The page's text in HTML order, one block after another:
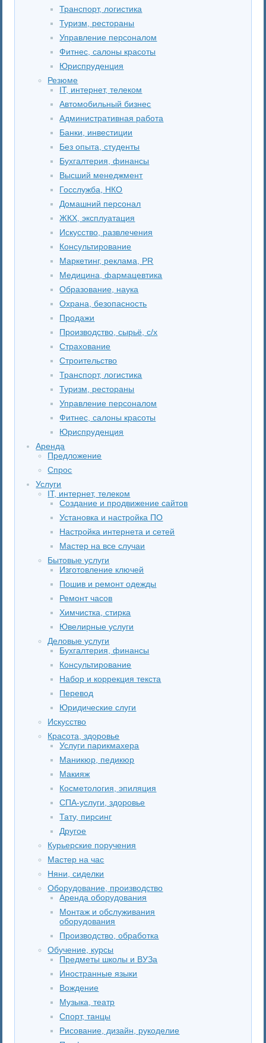
Транспорт, логистика
Туризм, рестораны
Управление персоналом
Фитнес, салоны красоты
Юриспруденция
Резюме
IT, интернет, телеком
Автомобильный бизнес
Административная работа
Банки, инвестиции
Без опыта, студенты
Бухгалтерия, финансы
Высший менеджмент
Госслужба, НКО
Домашний персонал
ЖКХ, эксплуатация
Искусство, развлечения
Консультирование
Маркетинг, реклама, PR
Медицина, фармацевтика
Образование, наука
Охрана, безопасность
Продажи
Производство, сырьё, с/х
Страхование
Строительство
Транспорт, логистика
Туризм, рестораны
Управление персоналом
Фитнес, салоны красоты
Юриспруденция
Аренда
Предложение
Спрос
Услуги
IT, интернет, телеком
Создание и продвижение сайтов
Установка и настройка ПО
Настройка интернета и сетей
Мастер на все случаи
Бытовые услуги
Изготовление ключей
Пошив и ремонт одежды
Ремонт часов
Химчистка, стирка
Ювелирные услуги
Деловые услуги
Бухгалтерия, финансы
Консультирование
Набор и коррекция текста
Перевод
Юридические слуги
Искусство
Красота, здоровье
Услуги парикмахера
Маникюр, педикюр
Макияж
Косметология, эпиляция
СПА-услуги, здоровье
Тату, пирсинг
Другое
Курьерские поручения
Мастер на час
Няни, сиделки
Оборудование, производство
Аренда оборудования
Монтаж и обслуживания
оборудования
Производство, обработка
Обучение, курсы
Предметы школы и ВУЗа
Иностранные языки
Вождение
Музыка, театр
Спорт, танцы
Рисование, дизайн, рукоделие